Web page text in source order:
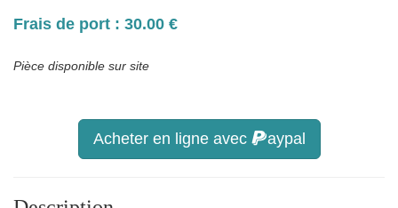
Frais de port : 30.00 €
Pièce disponible sur site
Acheter en ligne avec aypal